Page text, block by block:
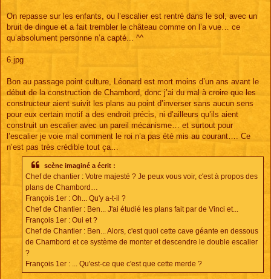
On repasse sur les enfants, ou l’escalier est rentré dans le sol, avec un
bruit de dingue et a fait trembler le château comme on l’a vue… ce
qu’absolument personne n’a capté... ^^
6.jpg
Bon au passage point culture, Léonard est mort moins d’un ans avant le
début de la construction de Chambord, donc j’ai du mal à croire que les
constructeur aient suivit les plans au point d’inverser sans aucun sens
pour eux certain motif a des endroit précis, ni d’ailleurs qu’ils aient
construit un escalier avec un pareil mécanisme… et surtout pour
l’escalier je voie mal comment le roi n’a pas été mis au courant…. Ce
n’est pas très crédible tout ça…
scène imaginé a écrit :
Chef de chantier : Votre majesté ? Je peux vous voir, c'est à propos des
plans de Chambord…
François 1er : Oh... Qu'y a-t-il ?
Chef de Chantier : Ben... J'ai étudié les plans fait par de Vinci et...
François 1er : Oui et ?
Chef de Chantier : Ben... Alors, c'est quoi cette cave géante en dessous
de Chambord et ce système de monter et descendre le double escalier
?
François 1er : ... Qu'est-ce que c'est que cette merde ?